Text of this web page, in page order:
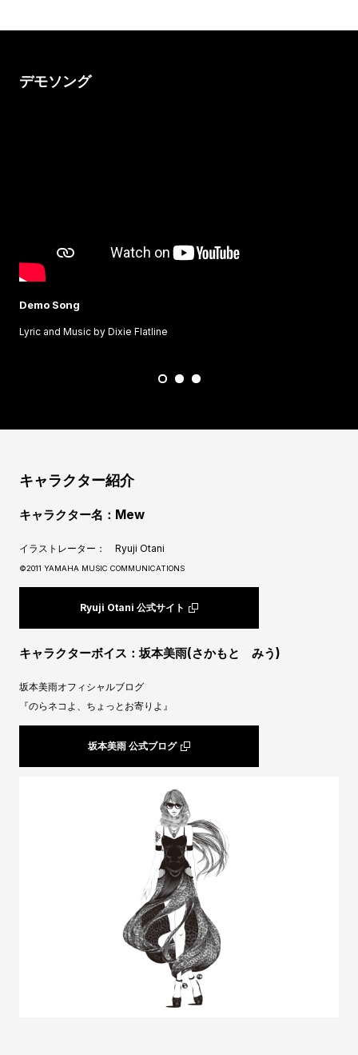
デモソング
Demo Song
Lyric and Music by Dixie Flatline
キャラクター紹介
キャラクター名：Mew
イラストレーター： Ryuji Otani
©2011 YAMAHA MUSIC COMMUNICATIONS
Ryuji Otani 公式サイト
キャラクターボイス：坂本美雨(さかもと みう)
坂本美雨オフィシャルブログ
『のらネコよ、ちょっとお寄りよ』
坂本美雨 公式ブログ